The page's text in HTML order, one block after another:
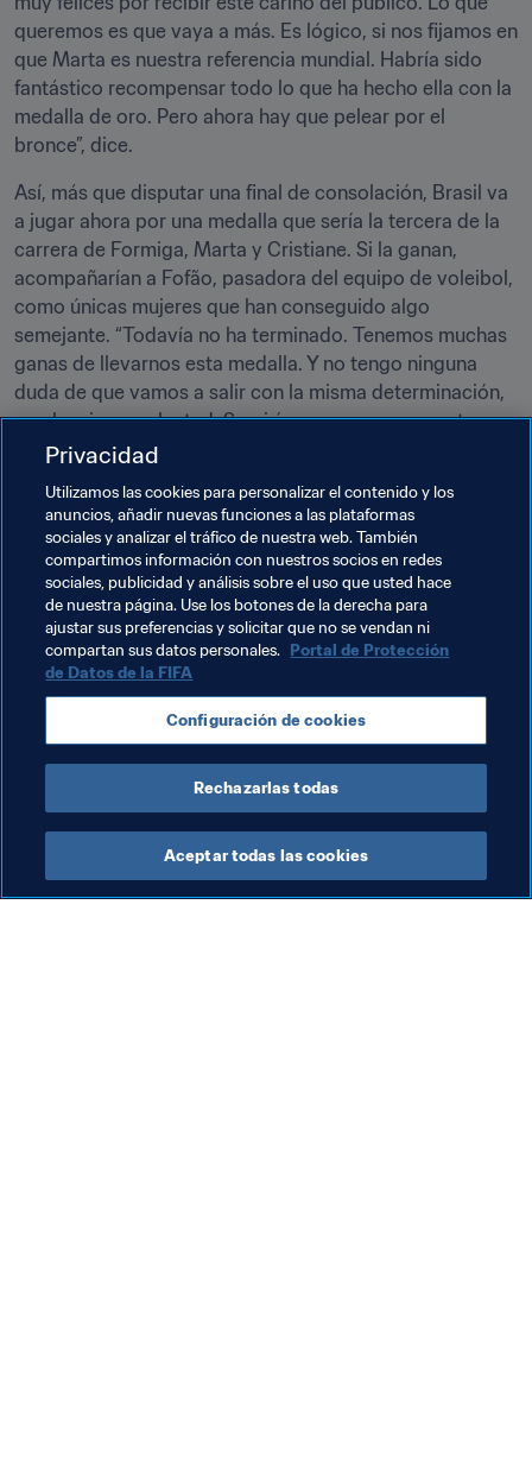
queremos es que vaya a más. Es lógico, si nos fijamos en
que Marta es nuestra referencia mundial. Habría sido
fantástico recompensar todo lo que ha hecho ella con la
medalla de oro. Pero ahora hay que pelear por el
bronce”, dice.
Así, más que disputar una final de consolación, Brasil va
a jugar ahora por una medalla que sería la tercera de la
carrera de Formiga, Marta y Cristiane. Si la ganan,
acompañarían a Fofão, pasadora del equipo de voleibol,
como únicas mujeres que han conseguido algo
semejante. “Todavía no ha terminado. Tenemos muchas
ganas de llevarnos esta medalla. Y no tengo ninguna
duda de que vamos a salir con la misma determinación,
con la misma voluntad. Serviría para coronar nuestro
trabajo”, concluye la veterana.
No será fácil. Canadá presentaba la mejor campaña del
torneo hasta perder contra Alemania en la otra semifinal.
Sin embargo, una cosa es segura: Formiga y sus
compañeras saben que podrán contar con la hinchada,
que las animará ocurra lo que ocurra.
Temas relacionados
Competiciones Brazil CONMEBOL
Privacidad
Utilizamos las cookies para personalizar el contenido y los
anuncios, añadir nuevas funciones a las plataformas
sociales y analizar el tráfico de nuestra web. También
compartimos información con nuestros socios en redes
sociales, publicidad y análisis sobre el uso que usted hace
de nuestra página. Use los botones de la derecha para
ajustar sus preferencias y solicitar que no se vendan ni
compartan sus datos personales. Portal de Protección
de Datos de la FIFA
Configuración de cookies
Rechazarlas todas
Aceptar todas las cookies